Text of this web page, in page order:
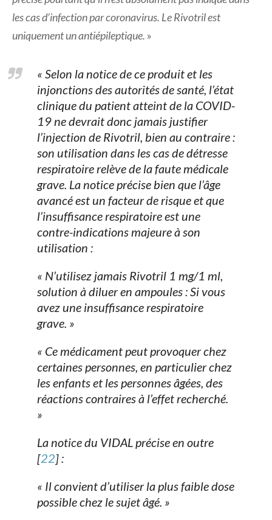
les cas d’infection par coronavirus. Le Rivotril est
uniquement un antiépileptique. »
« Selon la notice de ce produit et les
injonctions des autorités de santé, l’état
clinique du patient atteint de la COVID-
19 ne devrait donc jamais justifier
l’injection de Rivotril, bien au contraire :
son utilisation dans les cas de détresse
respiratoire relève de la faute médicale
grave. La notice précise bien que l’âge
avancé est un facteur de risque et que
l’insuffisance respiratoire est une
contre-indications majeure à son
utilisation :
« N’utilisez jamais Rivotril 1 mg/1 ml,
solution à diluer en ampoules : Si vous
avez une insuffisance respiratoire
grave. »
« Ce médicament peut provoquer chez
certaines personnes, en particulier chez
les enfants et les personnes âgées, des
réactions contraires à l’effet recherché.
»
La notice du VIDAL précise en outre
[22] :
« Il convient d’utiliser la plus faible dose
possible chez le sujet âgé. »